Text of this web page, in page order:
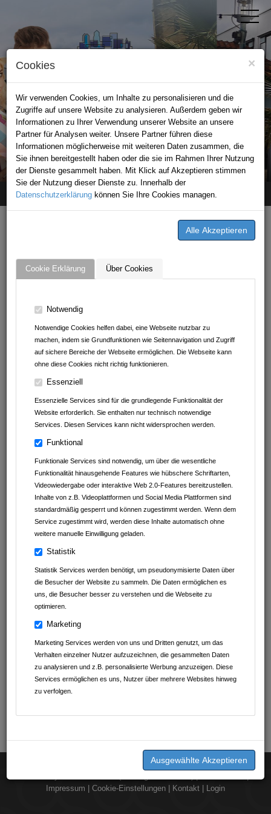
×
Cookies
Wir verwenden Cookies, um Inhalte zu personalisieren und die
Zugriffe auf unsere Website zu analysieren. Außerdem geben wir
Informationen zu Ihrer Verwendung unserer Website an unsere
Partner für Analysen weiter. Unsere Partner führen diese
Informationen möglicherweise mit weiteren Daten zusammen, die
Sie ihnen bereitgestellt haben oder die sie im Rahmen Ihrer Nutzung
der Dienste gesammelt haben. Mit Klick auf Akzeptieren stimmen
Sie der Nutzung dieser Dienste zu. Innerhalb der
Datenschutzerklärung können Sie Ihre Cookies managen.
Cookie Erklärung Über Cookies
Notwendig
Notwendige Cookies helfen dabei, eine Webseite nutzbar zu
machen, indem sie Grundfunktionen wie Seitennavigation und Zugriff
auf sichere Bereiche der Webseite ermöglichen. Die Webseite kann
ohne diese Cookies nicht richtig funktionieren.
Essenziell
Essenzielle Services sind für die grundlegende Funktionalität der
Website erforderlich. Sie enthalten nur technisch notwendige
Services. Diesen Services kann nicht widersprochen werden.
Funktional
Funktionale Services sind notwendig, um über die wesentliche
Funktionalität hinausgehende Features wie hübschere Schriftarten,
Videowiedergabe oder interaktive Web 2.0-Features bereitzustellen.
Inhalte von z.B. Videoplattformen und Social Media Plattformen sind
standardmäßig gesperrt und können zugestimmt werden. Wenn dem
Service zugestimmt wird, werden diese Inhalte automatisch ohne
weitere manuelle Einwilligung geladen.
Statistik
Statistik Services werden benötigt, um pseudonymisierte Daten über
die Besucher der Website zu sammeln. Die Daten ermöglichen es
uns, die Besucher besser zu verstehen und die Webseite zu
optimieren.
Marketing
Marketing Services werden von uns und Dritten genutzt, um das
Verhalten einzelner Nutzer aufzuzeichnen, die gesammelten Daten
zu analysieren und z.B. personalisierte Werbung anzuzeigen. Diese
Services ermöglichen es uns, Nutzer über mehrere Websites hinweg
zu verfolgen.
STADTPORTAL BAD RAPPENAU
Home unternehmen Vo Gaststättenbetriebs GmbH
Wimpfener Str. 55
Bad Rappenau
Impressum
Cookie-Einstellungen Kontakt Login